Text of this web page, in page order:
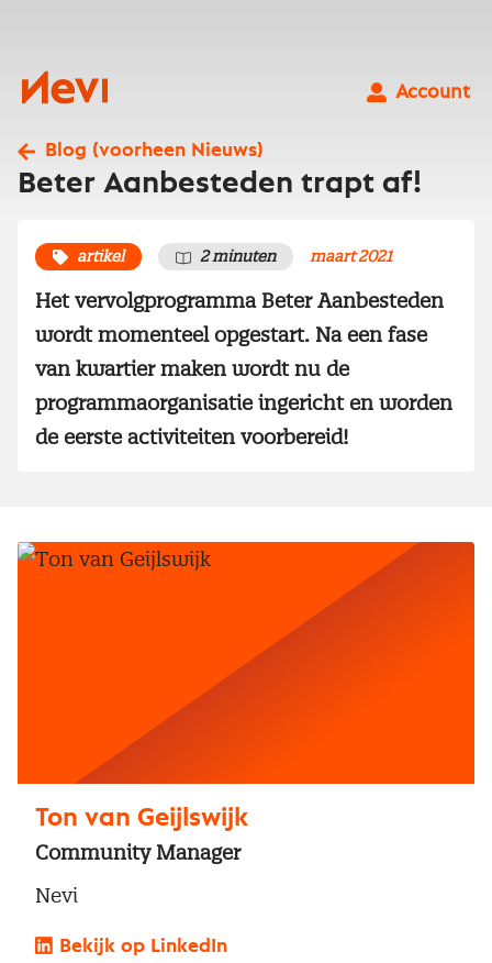
Nevi
Account
Blog (voorheen Nieuws)
Beter Aanbesteden trapt af!
artikel 2 minuten maart 2021
Het vervolgprogramma Beter Aanbesteden
wordt momenteel opgestart. Na een fase
van kwartier maken wordt nu de
programmaorganisatie ingericht en worden
de eerste activiteiten voorbereid!
Ton van Geijlswijk
Community Manager
Nevi
Bekijk op LinkedIn